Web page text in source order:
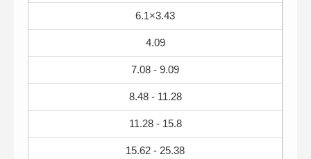
6.1×3.43
4.09
7.08 - 9.09
8.48 - 11.28
11.28 - 15.8
15.62 - 25.38